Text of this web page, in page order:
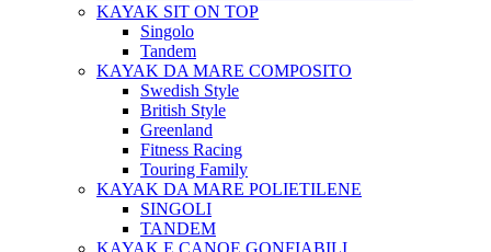
KAYAK SIT ON TOP
Singolo
Tandem
KAYAK DA MARE COMPOSITO
Swedish Style
British Style
Greenland
Fitness Racing
Touring Family
KAYAK DA MARE POLIETILENE
SINGOLI
TANDEM
KAYAK E CANOE GONFIABILI